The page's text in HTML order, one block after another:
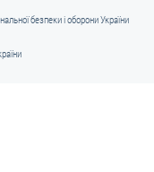
безпеки і оборони України